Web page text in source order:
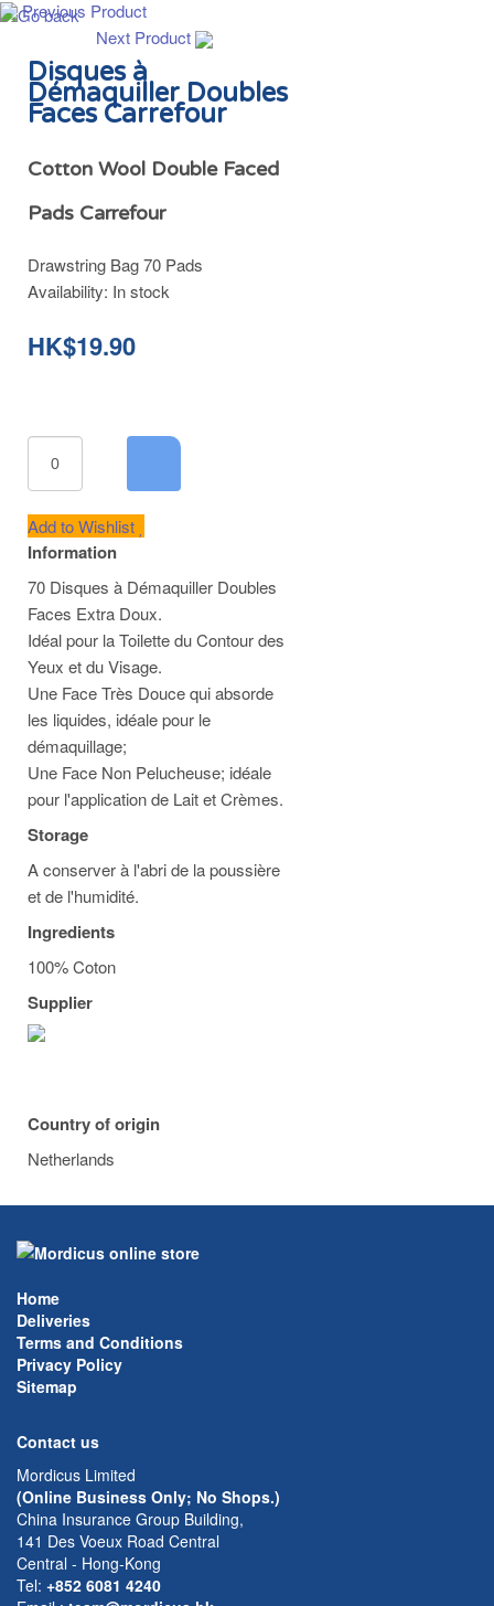
Previous Product
Next Product
Disques à
Démaquiller Doubles
Faces Carrefour
Cotton Wool Double Faced
Pads Carrefour
Drawstring Bag 70 Pads
Availability: In stock
HK$19.90
Add to Wishlist
Information
70 Disques à Démaquiller Doubles
Faces Extra Doux.
Idéal pour la Toilette du Contour des
Yeux et du Visage.
Une Face Très Douce qui absorde
les liquides, idéale pour le
démaquillage;
Une Face Non Pelucheuse; idéale
pour l'application de Lait et Crèmes.
Storage
A conserver à l'abri de la poussière
et de l'humidité.
Ingredients
100% Coton
Supplier
Country of origin
Netherlands
Home
Deliveries
Terms and Conditions
Privacy Policy
Sitemap
Contact us
Mordicus Limited
(Online Business Only; No Shops.)
China Insurance Group Building,
141 Des Voeux Road Central
Central - Hong-Kong
Tel: +852 6081 4240